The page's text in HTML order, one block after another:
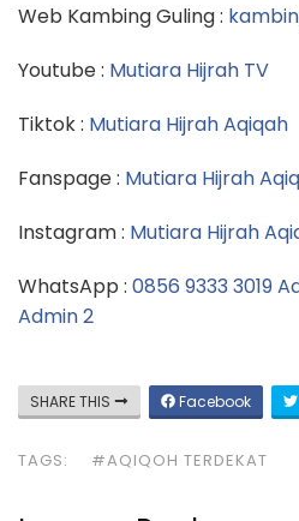
Web Kambing Guling :
Youtube : Mutiara Hijrah TV
Tiktok : Mutiara Hijrah Aqiqah
Fanspage : Mutiara Hijrah
Instagram : Mutiara Hijrah
WhatsApp : 0856 9333 3019
Admin 2
SHARE THIS Facebook
TAGS: #AQIQOH TERDEKAT